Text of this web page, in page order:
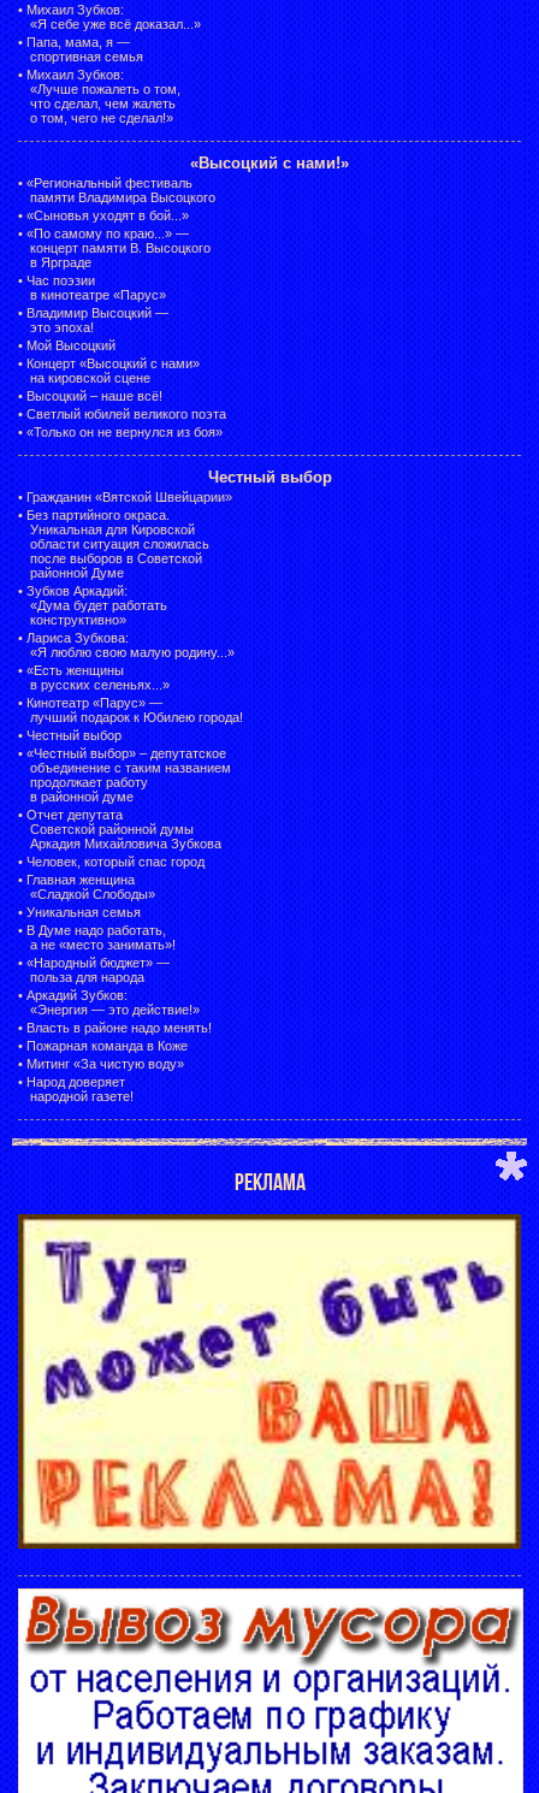
• Михаил Зубков:
«Я себе уже всё доказал...»
• Папа, мама, я —
спортивная семья
• Михаил Зубков:
«Лучше пожалеть о том,
что сделал, чем жалеть
о том, чего не сделал!»
«Высоцкий с нами!»
• «Региональный фестиваль
памяти Владимира Высоцкого
• «Сыновья уходят в бой...»
• «По самому по краю...» —
концерт памяти В. Высоцкого
в Ярграде
• Час поэзии
в кинотеатре «Парус»
• Владимир Высоцкий —
это эпоха!
• Мой Высоцкий
• Концерт «Высоцкий с нами»
на кировской сцене
• Высоцкий – наше всё!
• Светлый юбилей великого поэта
• «Только он не вернулся из боя»
Честный выбор
• Гражданин «Вятской Швейцарии»
• Без партийного окраса.
Уникальная для Кировской
области ситуация сложилась
после выборов в Советской
районной Думе
• Зубков Аркадий:
«Дума будет работать
конструктивно»
• Лариса Зубкова:
«Я люблю свою малую родину...»
• «Есть женщины
в русских селеньях...»
• Кинотеатр «Парус» —
лучший подарок к Юбилею города!
• Честный выбор
• «Честный выбор» – депутатское
объединение с таким названием
продолжает работу
в районной думе
• Отчет депутата
Советской районной думы
Аркадия Михайловича Зубкова
• Человек, который спас город
• Главная женщина
«Сладкой Слободы»
• Уникальная семья
• В Думе надо работать,
а не «место занимать»!
• «Народный бюджет» —
польза для народа
• Аркадий Зубков:
«Энергия — это действие!»
• Власть в районе надо менять!
• Пожарная команда в Коже
• Митинг «За чистую воду»
• Народ доверяет
народной газете!
РЕКЛАМА